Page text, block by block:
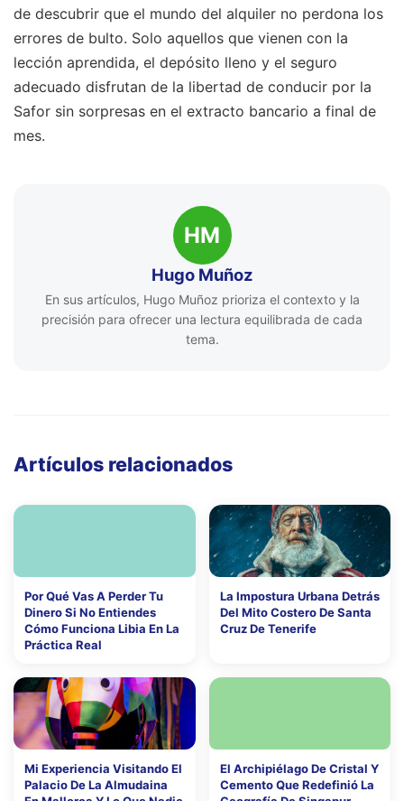
de descubrir que el mundo del alquiler no perdona los
errores de bulto. Solo aquellos que vienen con la
lección aprendida, el depósito lleno y el seguro
adecuado disfrutan de la libertad de conducir por la
Safor sin sorpresas en el extracto bancario a final de
mes.
HM
Hugo Muñoz
En sus artículos, Hugo Muñoz prioriza el contexto y la
precisión para ofrecer una lectura equilibrada de cada
tema.
Artículos relacionados
Por Qué Vas A Perder Tu
Dinero Si No Entiendes
Cómo Funciona Libia En La
Práctica Real
La Impostura Urbana Detrás
Del Mito Costero De Santa
Cruz De Tenerife
Mi Experiencia Visitando El
Palacio De La Almudaina
El Archipiélago De Cristal Y
Cemento Que Redefinió La